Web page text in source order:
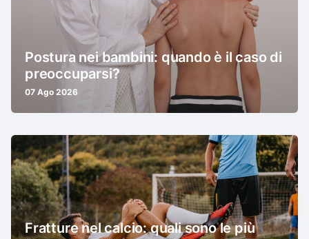
Postura nei bambini: quando è il caso di
preoccuparsi?
07 Ago 2026
Fratture nel calcio: quali sono le più